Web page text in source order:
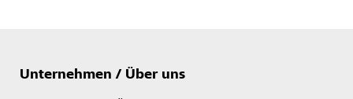
Unternehmen / Über uns